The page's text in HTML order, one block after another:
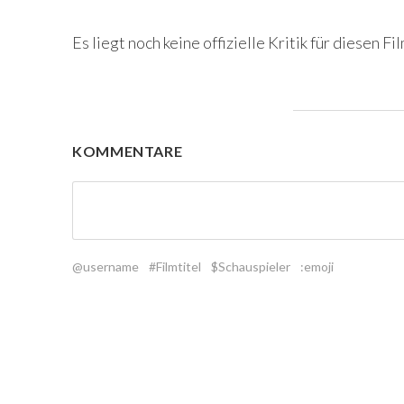
Es liegt noch keine offizielle Kritik für diesen
KOMMENTARE
@username #Filmtitel $Schauspieler :emoji